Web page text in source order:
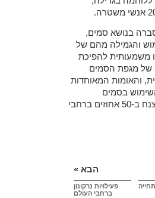
בנושא סמים,
והגמילה מהם של
משמעותית להפיכת
של מגפת הסמים
והאומות המאוחדות
בסמים
בקולומביה צנח ב-50 אחוזים ברחבי
הבא »
פעילויות נרקונון
ברחבי העולם